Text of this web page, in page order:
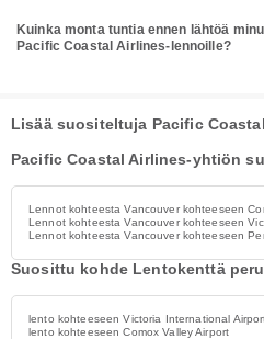
Kuinka monta tuntia ennen lähtöä
Pacific Coastal Airlines-lennoille?
Lisää suositeltuja Pacific
Pacific Coastal Airlines-yhtiön
Lennot kohteesta Vancouver kohteeseen
Lennot kohteesta Vancouver kohteeseen
Lennot kohteesta Vancouver kohteeseen
Suosittu kohde Lentokenttä
lento kohteeseen Victoria International
lento kohteeseen Comox Valley Airport